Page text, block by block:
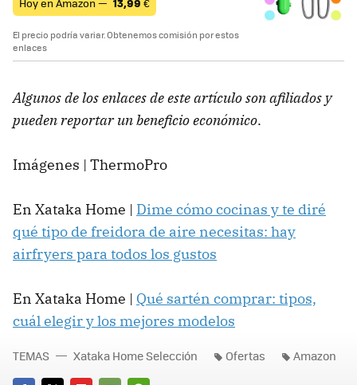
El precio podría variar. Obtenemos comisión por estos
enlaces
Algunos de los enlaces de este artículo son afiliados y
pueden reportar un beneficio económico.
Imágenes | ThermoPro
En Xataka Home | Dime cómo cocinas y te diré
qué tipo de freidora de aire necesitas: hay
airfryers para todos los gustos
En Xataka Home | Qué sartén comprar: tipos,
cuál elegir y los mejores modelos
TEMAS Xataka Home Selección Ofertas Amazon